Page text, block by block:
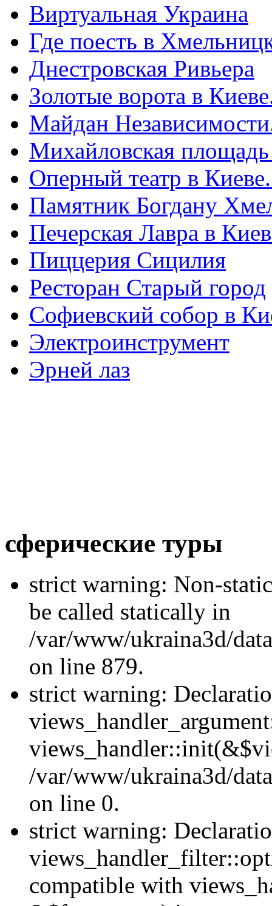
Виртуальная Украина
Где поесть в
Днестровская Ривьера
Золотые ворота в
Майдан
Михайловская
Оперный театр в
Памятник Богдану
Печерская Лавра в
Пиццерия Сицилия
Ресторан Старый город
Софиевский собор в
Электроинструмент
Эрней лаз
сферические туры
strict warning: Non-
be called statically in
/var/www/ukraina3d/
on line 879.
strict warning:
/var/www/ukraina3d/
on line 0.
strict warning:
compatible with